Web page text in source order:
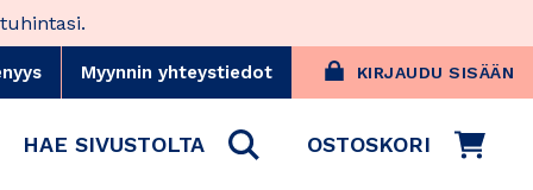
linkki, avautuu uuteen välilehteen
Myynnin yhteystiedot KIRJAUDU SISÄÄN
HAE SIVUSTOLTA OSTOSKORI